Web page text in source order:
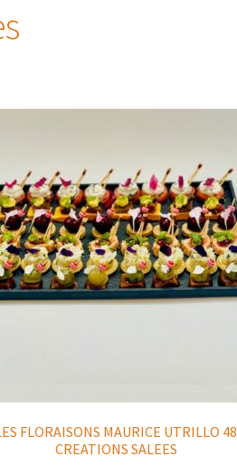
FLORAISONS MAURICE UTRILLO 48
CREATIONS SALEES